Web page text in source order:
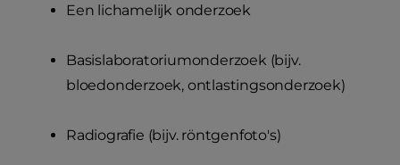
Een lichamelijk onderzoek
Basislaboratoriumonderzoek (bijv.
bloedonderzoek, ontlastingsonderzoek)
Radiografie (bijv. röntgenfoto's)